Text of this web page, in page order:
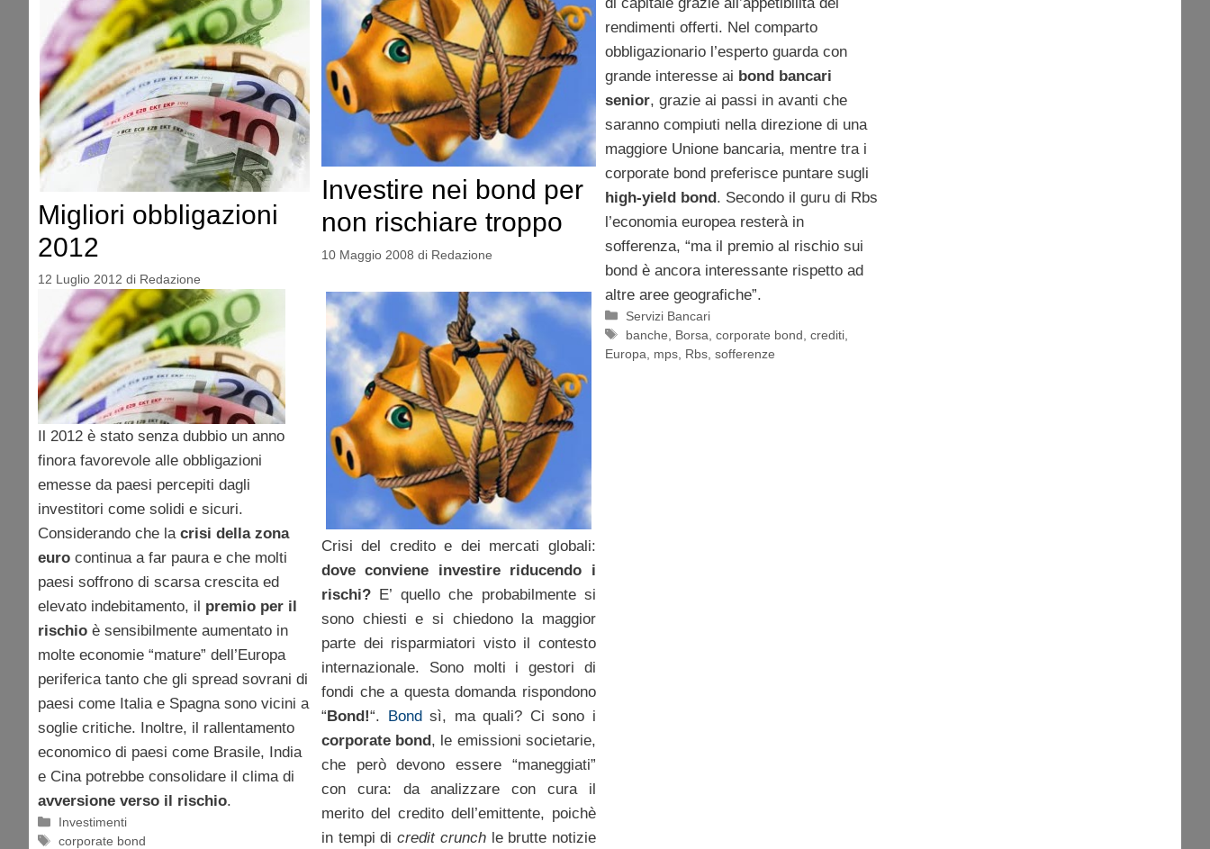
rendimenti offerti. Nel comparto
obbligazionario l’esperto guarda con
grande interesse ai bond bancari
senior, grazie ai passi in avanti che
saranno compiuti nella direzione di una
maggiore Unione bancaria, mentre tra i
corporate bond preferisce puntare sugli
high-yield bond. Secondo il guru di Rbs
l’economia europea resterà in
sofferenza, “ma il premio al rischio sui
bond è ancora interessante rispetto ad
altre aree geografiche”.
Categorie
Servizi Bancari
Tag
banche Borsa ,corporate bond ,crediti
Europa
mps, Rbs, sofferenze
Migliori obbligazioni
2012
12 Luglio 2012 di Redazione
Il 2012 è stato senza dubbio un anno
finora favorevole alle obbligazioni
emesse da paesi percepiti dagli
investitori come solidi e sicuri.
Considerando che la crisi della zona
euro continua a far paura e che molti
paesi soffrono di scarsa crescita ed
elevato indebitamento, il premio per il
rischio è sensibilmente aumentato in
molte economie “mature” dell’Europa
periferica tanto che gli spread sovrani di
paesi come Italia e Spagna sono vicini a
soglie critiche. Inoltre, il rallentamento
economico di paesi come Brasile, India
e Cina potrebbe consolidare il clima di
avversione verso il rischio.
Categorie
Investimenti
Tag
corporate bond
Investire nei bond per
non rischiare troppo
10 Maggio 2008 di Redazione
Crisi del credito e dei mercati globali:
dove conviene investire riducendo i
rischi?E’ quello che probabilmente si
sono chiesti e si chiedono la maggior
parte dei risparmiatori visto il contesto
internazionale. Sono molti i gestori di
fondi che a questa domanda rispondono
“Bond!“. Bondsì, ma quali? Ci sono i
corporate bond, le emissioni societarie,
che però devono essere “maneggiati”
con cura: da analizzare con cura il
merito del credito dell’emittente, poichè
in tempi dicredit crunchle brutte notizie